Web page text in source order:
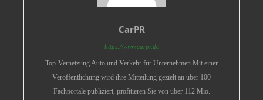
CarPR
https://www.carpr.de
Top-Vernetzung Auto und Verkehr für Unternehmen Mit einer
Veröffentlichung wird ihre Mitteilung gezielt an über 100
Fachportale publiziert, profitieren Sie von über 112 Mio.